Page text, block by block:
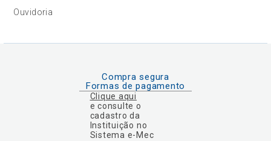
Ouvidoria
Compra segura
Formas de pagamento
Clique aqui
e consulte o
cadastro da
Instituição no
Sistema e-Mec